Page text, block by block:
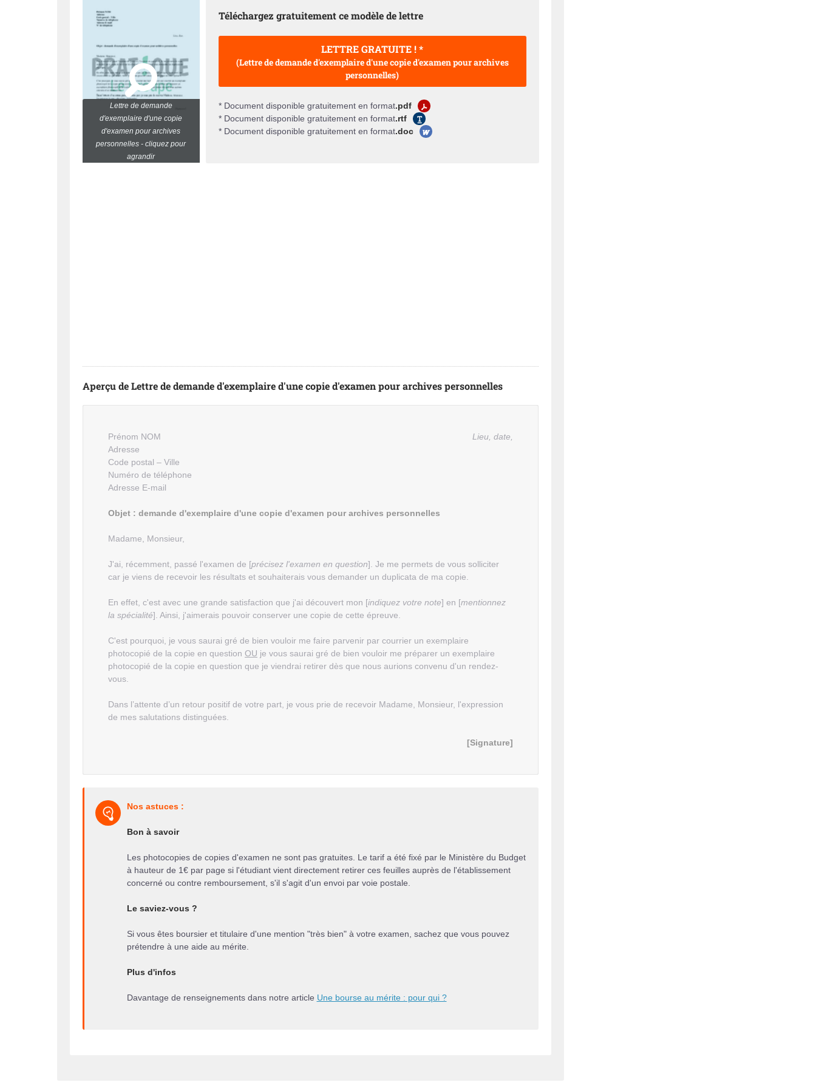
Lettre de demande
d'exemplaire d'une copie
d'examen pour archives
personnelles - cliquez pour
agrandir
Téléchargez gratuitement ce modèle de lettre
LETTRE GRATUITE ! *
(Lettre de demande d'exemplaire d'une copie d'examen pour archives
personnelles)
* Document disponible gratuitement en format.pdf
* Document disponible gratuitement en format.rtf
* Document disponible gratuitement en format.doc
Aperçu de Lettre de demande d'exemplaire d'une copie d'examen pour archives personnelles
Lieu, date,
Prénom NOM
Adresse
Code postal – Ville
Numéro de téléphone
Adresse E-mail
Objet : demande d'exemplaire d'une copie d'examen pour archives personnelles
Madame, Monsieur,
J'ai, récemment, passé l'examen de [précisez l'examen en question]. Je me permets de vous solliciter
car je viens de recevoir les résultats et souhaiterais vous demander un duplicata de ma copie.
En effet, c'est avec une grande satisfaction que j'ai découvert mon [indiquez votre note] en [mentionnez
la spécialité]. Ainsi, j'aimerais pouvoir conserver une copie de cette épreuve.
C'est pourquoi, je vous saurai gré de bien vouloir me faire parvenir par courrier un exemplaire
photocopié de la copie en question OU je vous saurai gré de bien vouloir me préparer un exemplaire
photocopié de la copie en question que je viendrai retirer dès que nous aurions convenu d'un rendez-
vous.
Dans l’attente d’un retour positif de votre part, je vous prie de recevoir Madame, Monsieur, l'expression
de mes salutations distinguées.
[Signature]
Nos astuces :
Bon à savoir
Les photocopies de copies d'examen ne sont pas gratuites. Le tarif a été fixé par le Ministère du Budget
à hauteur de 1€ par page si l'étudiant vient directement retirer ces feuilles auprès de l'établissement
concerné ou contre remboursement, s'il s'agit d'un envoi par voie postale.
Le saviez-vous ?
Si vous êtes boursier et titulaire d'une mention "très bien" à votre examen, sachez que vous pouvez
prétendre à une aide au mérite.
Plus d'infos
Davantage de renseignements dans notre article Une bourse au mérite : pour qui ?